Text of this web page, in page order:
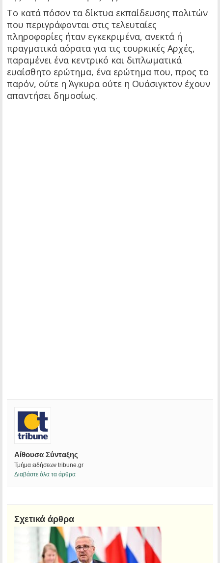
Το κατά πόσον τα δίκτυα εκπαίδευσης πολιτών
που περιγράφονται στις τελευταίες
πληροφορίες ήταν εγκεκριμένα, ανεκτά ή
πραγματικά αόρατα για τις τουρκικές Αρχές,
παραμένει ένα κεντρικό και διπλωματικά
ευαίσθητο ερώτημα, ένα ερώτημα που, προς το
παρόν, ούτε η Άγκυρα ούτε η Ουάσιγκτον έχουν
απαντήσει δημοσίως.
Αίθουσα Σύνταξης
Τμήμα ειδήσεων tribune.gr
Διαβάστε όλα τα άρθρα
Σχετικά άρθρα